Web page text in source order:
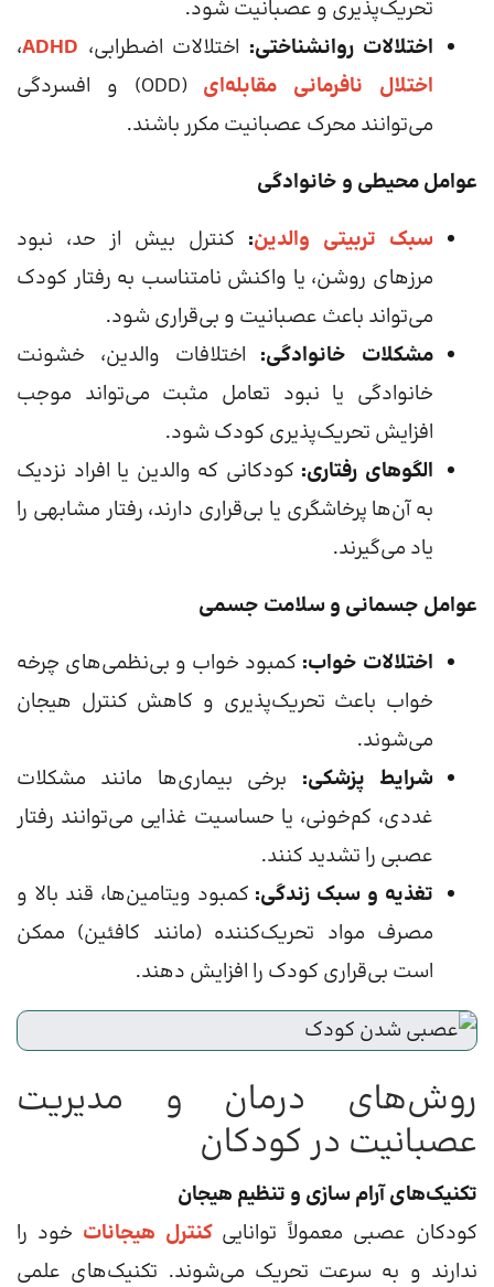
تحریک‌پذیری و عصبانیت شود.
اختلالات روانشناختی: اختلالات اضطرابی، ADHD،
اختلال نافرمانی مقابله‌ای
(ODD) و افسردگی
می‌توانند محرک عصبانیت مکرر باشند.
عوامل محیطی و خانوادگی
سبک تربیتی والدین: کنترل بیش از حد، نبود
مرزهای روشن، یا واکنش نامتناسب به رفتار کودک
می‌تواند باعث عصبانیت و بی‌قراری شود.
مشکلات خانوادگی: اختلافات والدین، خشونت
خانوادگی یا نبود تعامل مثبت می‌تواند موجب
افزایش تحریک‌پذیری کودک شود.
الگوهای رفتاری: کودکانی که والدین یا افراد نزدیک
به آن‌ها پرخاشگری یا بی‌قراری دارند، رفتار مشابهی را
یاد می‌گیرند.
عوامل جسمانی و سلامت جسمی
اختلالات خواب: کمبود خواب و بی‌نظمی‌های چرخه
خواب باعث تحریک‌پذیری و کاهش کنترل هیجان
می‌شوند.
شرایط پزشکی: برخی بیماری‌ها مانند مشکلات
غددی، کم‌خونی، یا حساسیت غذایی می‌توانند رفتار
عصبی را تشدید کنند.
تغذیه و سبک زندگی: کمبود ویتامین‌ها، قند بالا و
مصرف مواد تحریک‌کننده (مانند کافئین) ممکن
است بی‌قراری کودک را افزایش دهند.
روش‌های درمان و مدیریت
عصبانیت در کودکان
تکنیک‌های آرام‌ سازی و تنظیم هیجان
کودکان عصبی معمولاً تواناییکنترل هیجانات خود را
ندارند و به سرعت تحریک می‌شوند. تکنیک‌های علمی